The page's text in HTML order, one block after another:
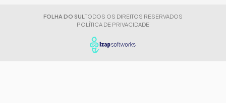
FOLHA DO SUL TODOS OS DIREITOS RESERVADOS
POLÍTICA DE PRIVACIDADE